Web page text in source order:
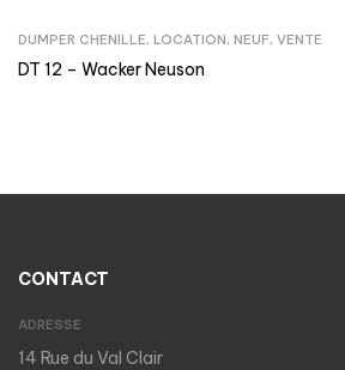
DUMPER CHENILLE, LOCATION, NEUF, VENTE
DT 12 – Wacker Neuson
CONTACT
ADRESSE
14 Rue du Val Clair